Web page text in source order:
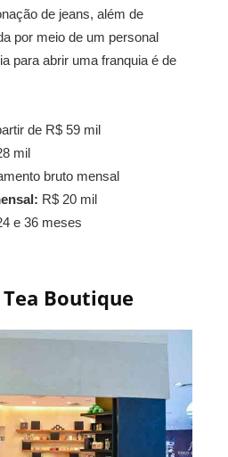
de jeans, além de
por meio de um personal
para abrir uma franquia é de
de R$ 59 mil
mil
bruto mensal
R$ 20 mil
e 36 meses
Boutique